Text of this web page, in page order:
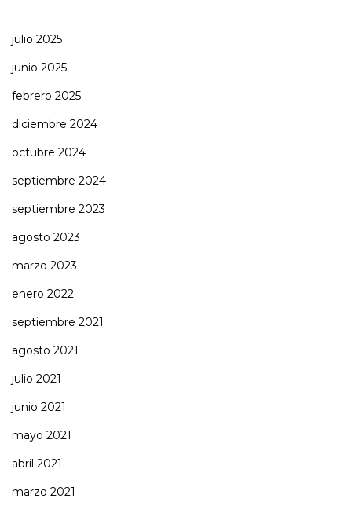
julio 2025
junio 2025
febrero 2025
diciembre 2024
octubre 2024
septiembre 2024
septiembre 2023
agosto 2023
marzo 2023
enero 2022
septiembre 2021
agosto 2021
julio 2021
junio 2021
mayo 2021
abril 2021
marzo 2021